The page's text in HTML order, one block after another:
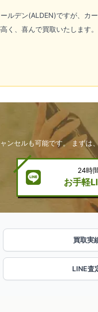
ルデン(ALDEN)ですが、カ
く、喜んで買取いたします
ンセルも可能です。 まずは
24時
お手軽
買取実
LINE査